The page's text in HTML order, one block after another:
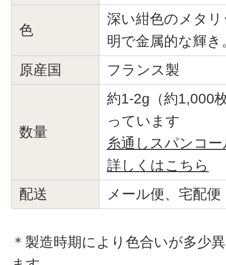
色
深い紺色のメタ
明で金属的な輝き
原産国
フランス製
数量
約1-2g（約1,000
っています
糸通しスパンコ
詳しくはこちら
配送
メール便、宅配便
＊製造時期により色合いが多少